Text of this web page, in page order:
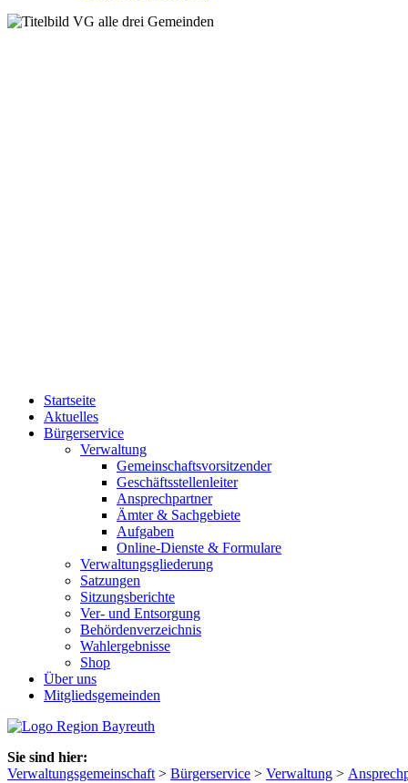
Startseite
Aktuelles
Bürgerservice
Verwaltung
Gemeinschaftsvorsitzender
Geschäftsstellenleiter
Ansprechpartner
Ämter & Sachgebiete
Aufgaben
Online-Dienste & Formulare
Verwaltungsgliederung
Satzungen
Sitzungsberichte
Ver- und Entsorgung
Behördenverzeichnis
Wahlergebnisse
Shop
Über uns
Mitgliedsgemeinden
Sie sind hier:
Verwaltungsgemeinschaft > Bürgerservice > Verwaltung >